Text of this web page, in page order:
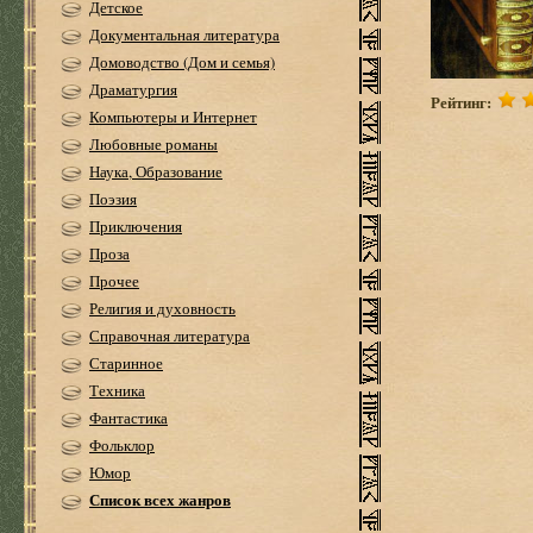
Детское
Документальная литература
Домоводство (Дом и семья)
Драматургия
Компьютеры и Интернет
Любовные романы
Наука, Образование
Поэзия
Приключения
Проза
Прочее
Религия и духовность
Справочная литература
Старинное
Техника
Фантастика
Фольклор
Юмор
Список всех жанров
Рейтинг: